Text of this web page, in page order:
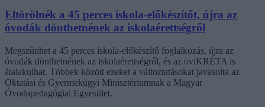
Eltörölnék a 45 perces iskola-előkészítőt, újra az
óvodák dönthetnének az iskolaérettségről
Megszűnhet a 45 perces iskola-előkészítő foglalkozás, újra az
óvodák dönthetnének az iskolaérettségről, és az oviKRÉTA is
átalakulhat. Többek között ezeket a változtatásokat javasolta az
Oktatási és Gyermekügyi Minisztériumnak a Magyar
Óvodapedagógiai Egyesület.